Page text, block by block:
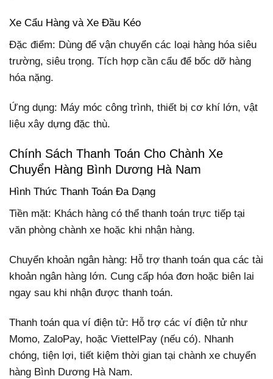
Xe Cẩu Hàng và Xe Đầu Kéo
Đặc điểm: Dùng để vận chuyển các loại hàng hóa siêu
trường, siêu trọng. Tích hợp cần cẩu để bốc dỡ hàng
hóa nặng.
Ứng dụng: Máy móc công trình, thiết bị cơ khí lớn, vật
liệu xây dựng đặc thù.
Chính Sách Thanh Toán Cho Chành Xe
Chuyển Hàng Bình Dương Hà Nam
Hình Thức Thanh Toán Đa Dạng
Tiền mặt: Khách hàng có thể thanh toán trực tiếp tại
văn phòng chành xe hoặc khi nhận hàng.
Chuyển khoản ngân hàng: Hỗ trợ thanh toán qua các tài
khoản ngân hàng lớn. Cung cấp hóa đơn hoặc biên lai
ngay sau khi nhận được thanh toán.
Thanh toán qua ví điện tử: Hỗ trợ các ví điện tử như
Momo, ZaloPay, hoặc ViettelPay (nếu có). Nhanh
chóng, tiện lợi, tiết kiệm thời gian tại chành xe chuyển
hàng Bình Dương Hà Nam.